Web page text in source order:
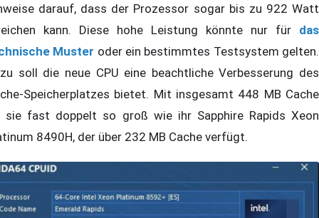
darauf, dass der Prozessor sogar bis zu 922 Watt
kann. Diese hohe Leistung könnte nur für das
Muster oder ein bestimmtes Testsystem gelten.
soll die neue CPU eine beachtliche Verbesserung des
Speicherplatzes bietet. Mit insgesamt 448 MB Cache
sie fast doppelt so groß wie ihr Sapphire Rapids Xeon
8490H, der über 232 MB Cache verfügt.